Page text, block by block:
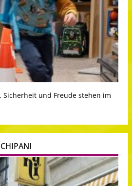
Sicherheit und Freude stehen im